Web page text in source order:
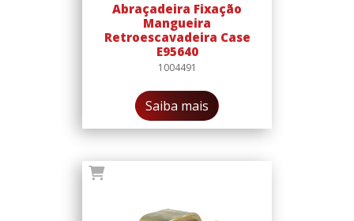
Abraçadeira Fixação
Mangueira
Retroescavadeira Case
E95640
1004491
Saiba mais